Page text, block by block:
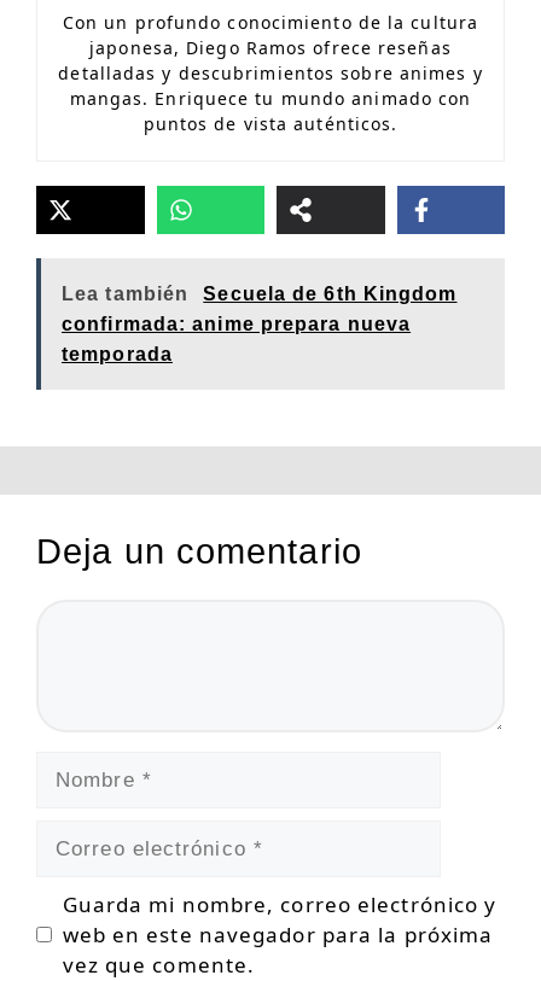
Con un profundo conocimiento de la cultura
japonesa, Diego Ramos ofrece reseñas
detalladas y descubrimientos sobre animes y
mangas. Enriquece tu mundo animado con
puntos de vista auténticos.
Lea también
Secuela de 6th Kingdom
confirmada: anime prepara nueva
temporada
Deja un comentario
Guarda mi nombre, correo electrónico y
web en este navegador para la próxima
vez que comente.